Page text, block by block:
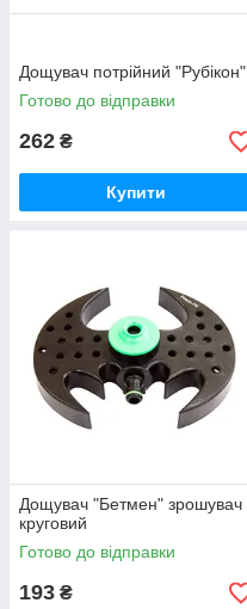
Дощувач потрійний "Рубікон"
Готово до відправки
262 ₴
Купити
Дощувач "Бетмен" зрошувач
круговий
Готово до відправки
193 ₴